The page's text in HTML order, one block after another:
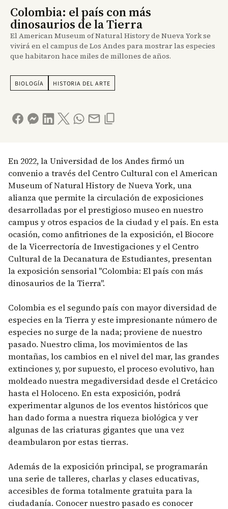
Colombia: el país con más
dinosaurios de la Tierra
El American Museum of Natural History de Nueva York se
vivirá en el campus de Los Andes para mostrar las especies
que habitaron hace miles de millones de años.
BIOLOGÍA HISTORIA DEL ARTE
En 2022, la Universidad de los Andes firmó un
convenio a través del Centro Cultural con el American
Museum of Natural History de Nueva York, una
alianza que permite la circulación de exposiciones
desarrolladas por el prestigioso museo en nuestro
campus y otros espacios de la ciudad y el país. En esta
ocasión, como anfitriones de la exposición, el Biocore
de la Vicerrectoría de Investigaciones y el Centro
Cultural de la Decanatura de Estudiantes, presentan
la exposición sensorial "Colombia: El país con más
dinosaurios de la Tierra".
Colombia es el segundo país con mayor diversidad de
especies en la Tierra y este impresionante número de
especies no surge de la nada; proviene de nuestro
pasado. Nuestro clima, los movimientos de las
montañas, los cambios en el nivel del mar, las grandes
extinciones y, por supuesto, el proceso evolutivo, han
moldeado nuestra megadiversidad desde el Cretácico
hasta el Holoceno. En esta exposición, podrá
experimentar algunos de los eventos históricos que
han dado forma a nuestra riqueza biológica y ver
algunas de las criaturas gigantes que una vez
deambularon por estas tierras.
Además de la exposición principal, se programarán
una serie de talleres, charlas y clases educativas,
accesibles de forma totalmente gratuita para la
ciudadanía. Conocer nuestro pasado es conocer